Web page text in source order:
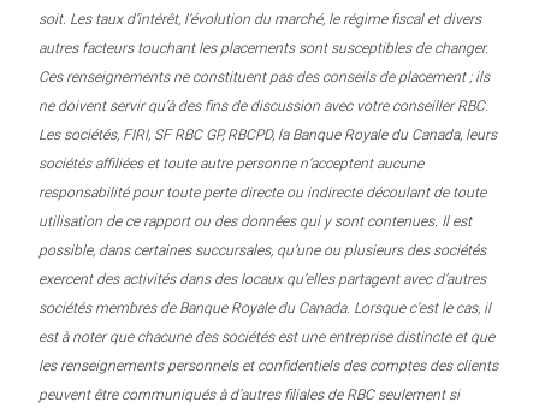
soit. Les taux d’intérêt, l’évolution du marché, le régime fiscal et divers
autres facteurs touchant les placements sont susceptibles de changer.
Ces renseignements ne constituent pas des conseils de placement ; ils
ne doivent servir qu’à des fins de discussion avec votre conseiller RBC.
Les sociétés, FIRI, SF RBC GP, RBCPD, la Banque Royale du Canada, leurs
sociétés affiliées et toute autre personne n’acceptent aucune
responsabilité pour toute perte directe ou indirecte découlant de toute
utilisation de ce rapport ou des données qui y sont contenues. Il est
possible, dans certaines succursales, qu’une ou plusieurs des sociétés
exercent des activités dans des locaux qu’elles partagent avec d’autres
sociétés membres de Banque Royale du Canada. Lorsque c’est le cas, il
est à noter que chacune des sociétés est une entreprise distincte et que
les renseignements personnels et confidentiels des comptes des clients
peuvent être communiqués à d’autres filiales de RBC seulement si